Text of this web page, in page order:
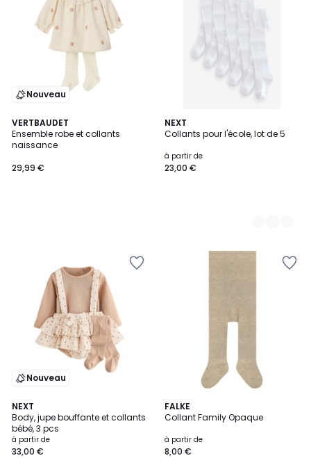
Nouveau
VERTBAUDET
Ensemble robe et collants
naissance
29,99 €
NEXT
Collants pour l'école, lot de 5
à partir de
23,00 €
2
Couleurs
Nouveau
NEXT
Body, jupe bouffante et collants
bébé, 3 pcs
à partir de
33,00 €
FALKE
Collant Family Opaque
à partir de
8,00 €
10
Couleurs